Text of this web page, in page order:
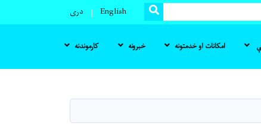
SEARCH
English دری
امکانات او خدمتونه خبرونه کارموندنه